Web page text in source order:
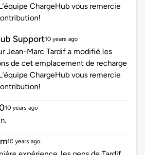
ChargeHub vous remercie
Support10 years ago
Jean-Marc Tardif a modifié les
de cet emplacement de recharge
ChargeHub vous remercie
10 years ago
10 years ago